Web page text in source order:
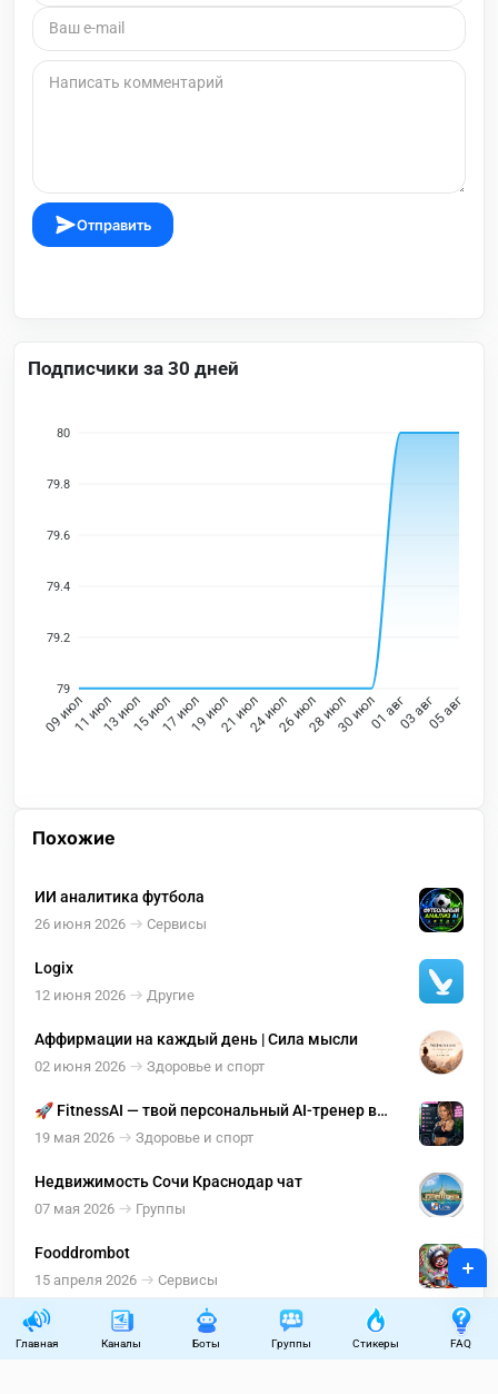
Отправить
Подписчики за 30 дней
80
79.8
79.6
79.4
79.2
79
09 июл11 июл13 июл15 июл17 июл19 июл21 июл24 июл26 июл28 июл30 июл01 авг03 авг05 авг
Похожие
ИИ аналитика футбола
26 июня 2026 Сервисы
Logix
12 июня 2026 Другие
Аффирмации на каждый день | Сила мысли
02 июня 2026 Здоровье и спорт
🚀 FitnessAI — твой персональный AI-тренер в
Telegram
19 мая 2026 Здоровье и спорт
Недвижимость Сочи Краснодар чат
07 мая 2026 Группы
Fooddrombot
15 апреля 2026 Сервисы
Главная Каналы Боты Группы Стикеры FAQ
+